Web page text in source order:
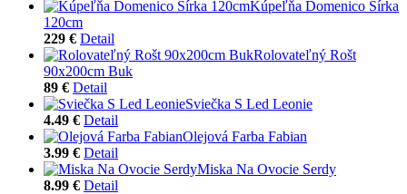
Kúpeľňa Domenico Šírka
120cm
229 € Detail
Rolovateľný Rošt
90x200cm Buk
89 € Detail
Sviečka S Led Leonie
4.49 € Detail
Olejová Farba Fabian
3.99 € Detail
Miska Na Ovocie Serdy
8.99 € Detail